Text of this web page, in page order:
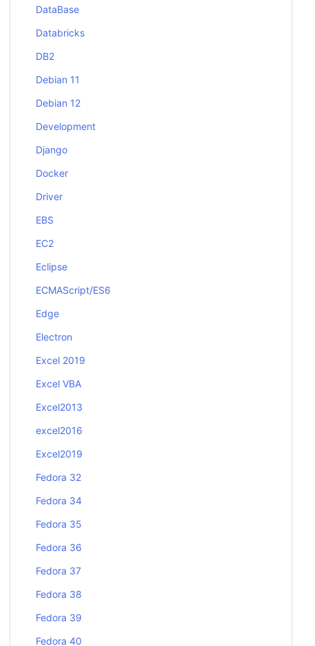
DataBase
Databricks
DB2
Debian 11
Debian 12
Development
Django
Docker
Driver
EBS
EC2
Eclipse
ECMAScript/ES6
Edge
Electron
Excel 2019
Excel VBA
Excel2013
excel2016
Excel2019
Fedora 32
Fedora 34
Fedora 35
Fedora 36
Fedora 37
Fedora 38
Fedora 39
Fedora 40